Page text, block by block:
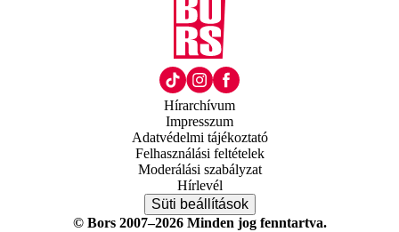
Hírarchívum
Impresszum
Adatvédelmi tájékoztató
Felhasználási feltételek
Moderálási szabályzat
Hírlevél
Süti beállítások
© Bors 2007–2026 Minden jog fenntartva.